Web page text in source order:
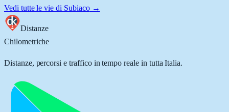
Vedi tutte le vie di Subiaco→
Distanze
Chilometriche
Distanze, percorsi e traffico in tempo reale in tutta Italia.